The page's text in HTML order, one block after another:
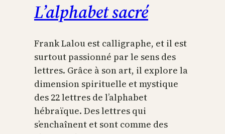
L’alphabet sacré
Frank Lalou est calligraphe, et il est
surtout passionné par le sens des
lettres. Grâce à son art, il explore la
dimension spirituelle et mystique
des 22 lettres de l’alphabet
hébraïque. Des lettres qui
s’enchaînent et sont comme des